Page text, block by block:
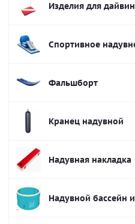
Изделия для
Спортивное
Фальшборт
Кранец надувной
Надувная накладка
Надувной бассейн